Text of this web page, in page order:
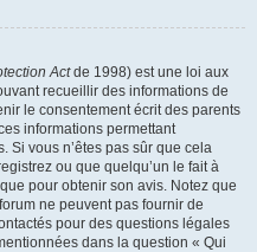
Actde 1998) est une loi aux
recueillir des informations de
le consentement écrit des parents
informations permettant
Si vous n’êtes pas sûr que cela
ou que quelqu’un le fait à
pour obtenir son avis. Notez que
ne peuvent pas fournir de
pour des questions légales
dans la question « Qui